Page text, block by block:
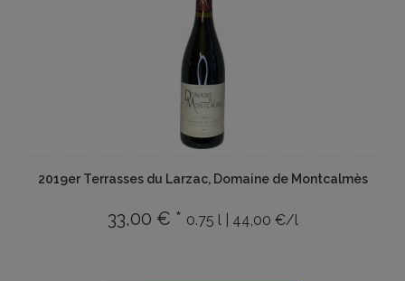
2019er Terrasses du Larzac, Domaine de Montcalmès
33,00 € * 0.75 l | 44,00 €/l